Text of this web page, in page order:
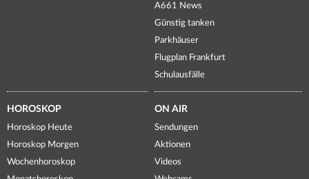
A661 News
Günstig tanken
Parkhäuser
Flugplan Frankfurt
Schulausfälle
HOROSKOP
Horoskop Heute
Horoskop Morgen
Wochenhoroskop
ON AIR
Sendungen
Aktionen
Videos